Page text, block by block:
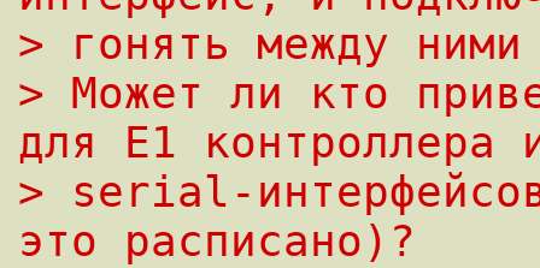
> гонять между
> Может ли кто
для E1 контроллера
> serial-
это расписано)?